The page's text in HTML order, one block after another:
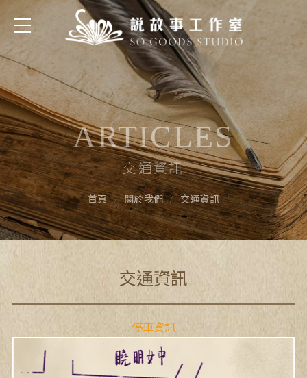
交通資訊
ARTICLES
交通資訊
首頁 關於我們 交通資訊
交通資訊
停車資訊